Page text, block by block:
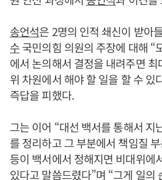
송언석은 2명의 인적 쇄신이 받아
수국민의힘 의원의 주장에 대해 “
에서 논의해서 결정을 내려주면
위 차원에서 해야 할 일을 할 수 있
즉답을 피했다.
그는 이어 “대선 백서를 통해서 지
를 정리하고 그 부분에서 책임질
등이 백서에서 정해지면 비대위에
있다고 말씀드렸다”며 “그게 일의